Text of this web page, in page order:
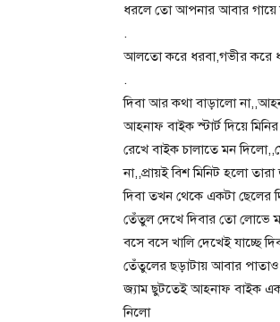
ধরলে তো আপনার আবার গায়ে
.
আলতো করে ধরবা,গভীর করে
.
দিবা আর কথা বাড়ালো
আহনাফ বাইক স্টার্ট দিয়ে
রেখে বাইক চালাতে মন
না,,প্রায়ই বিশ মিনিট হলো
দিবা তখন থেকে একটা ছেলের
তেঁতুল দেখে দিবার তো লোভে
বসে বসে খালি দেখেই যাচ্ছে
তেঁতুলের ছড়াটায় আবার
জ্যাম ছুটতেই আহনাফ বাইক এক
নিলো